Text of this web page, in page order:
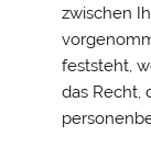
zwischen
feststeht,
das Recht,